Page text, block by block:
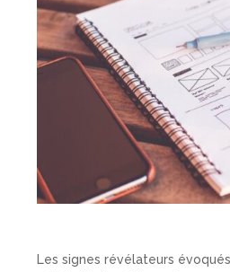
Les signes révélateurs